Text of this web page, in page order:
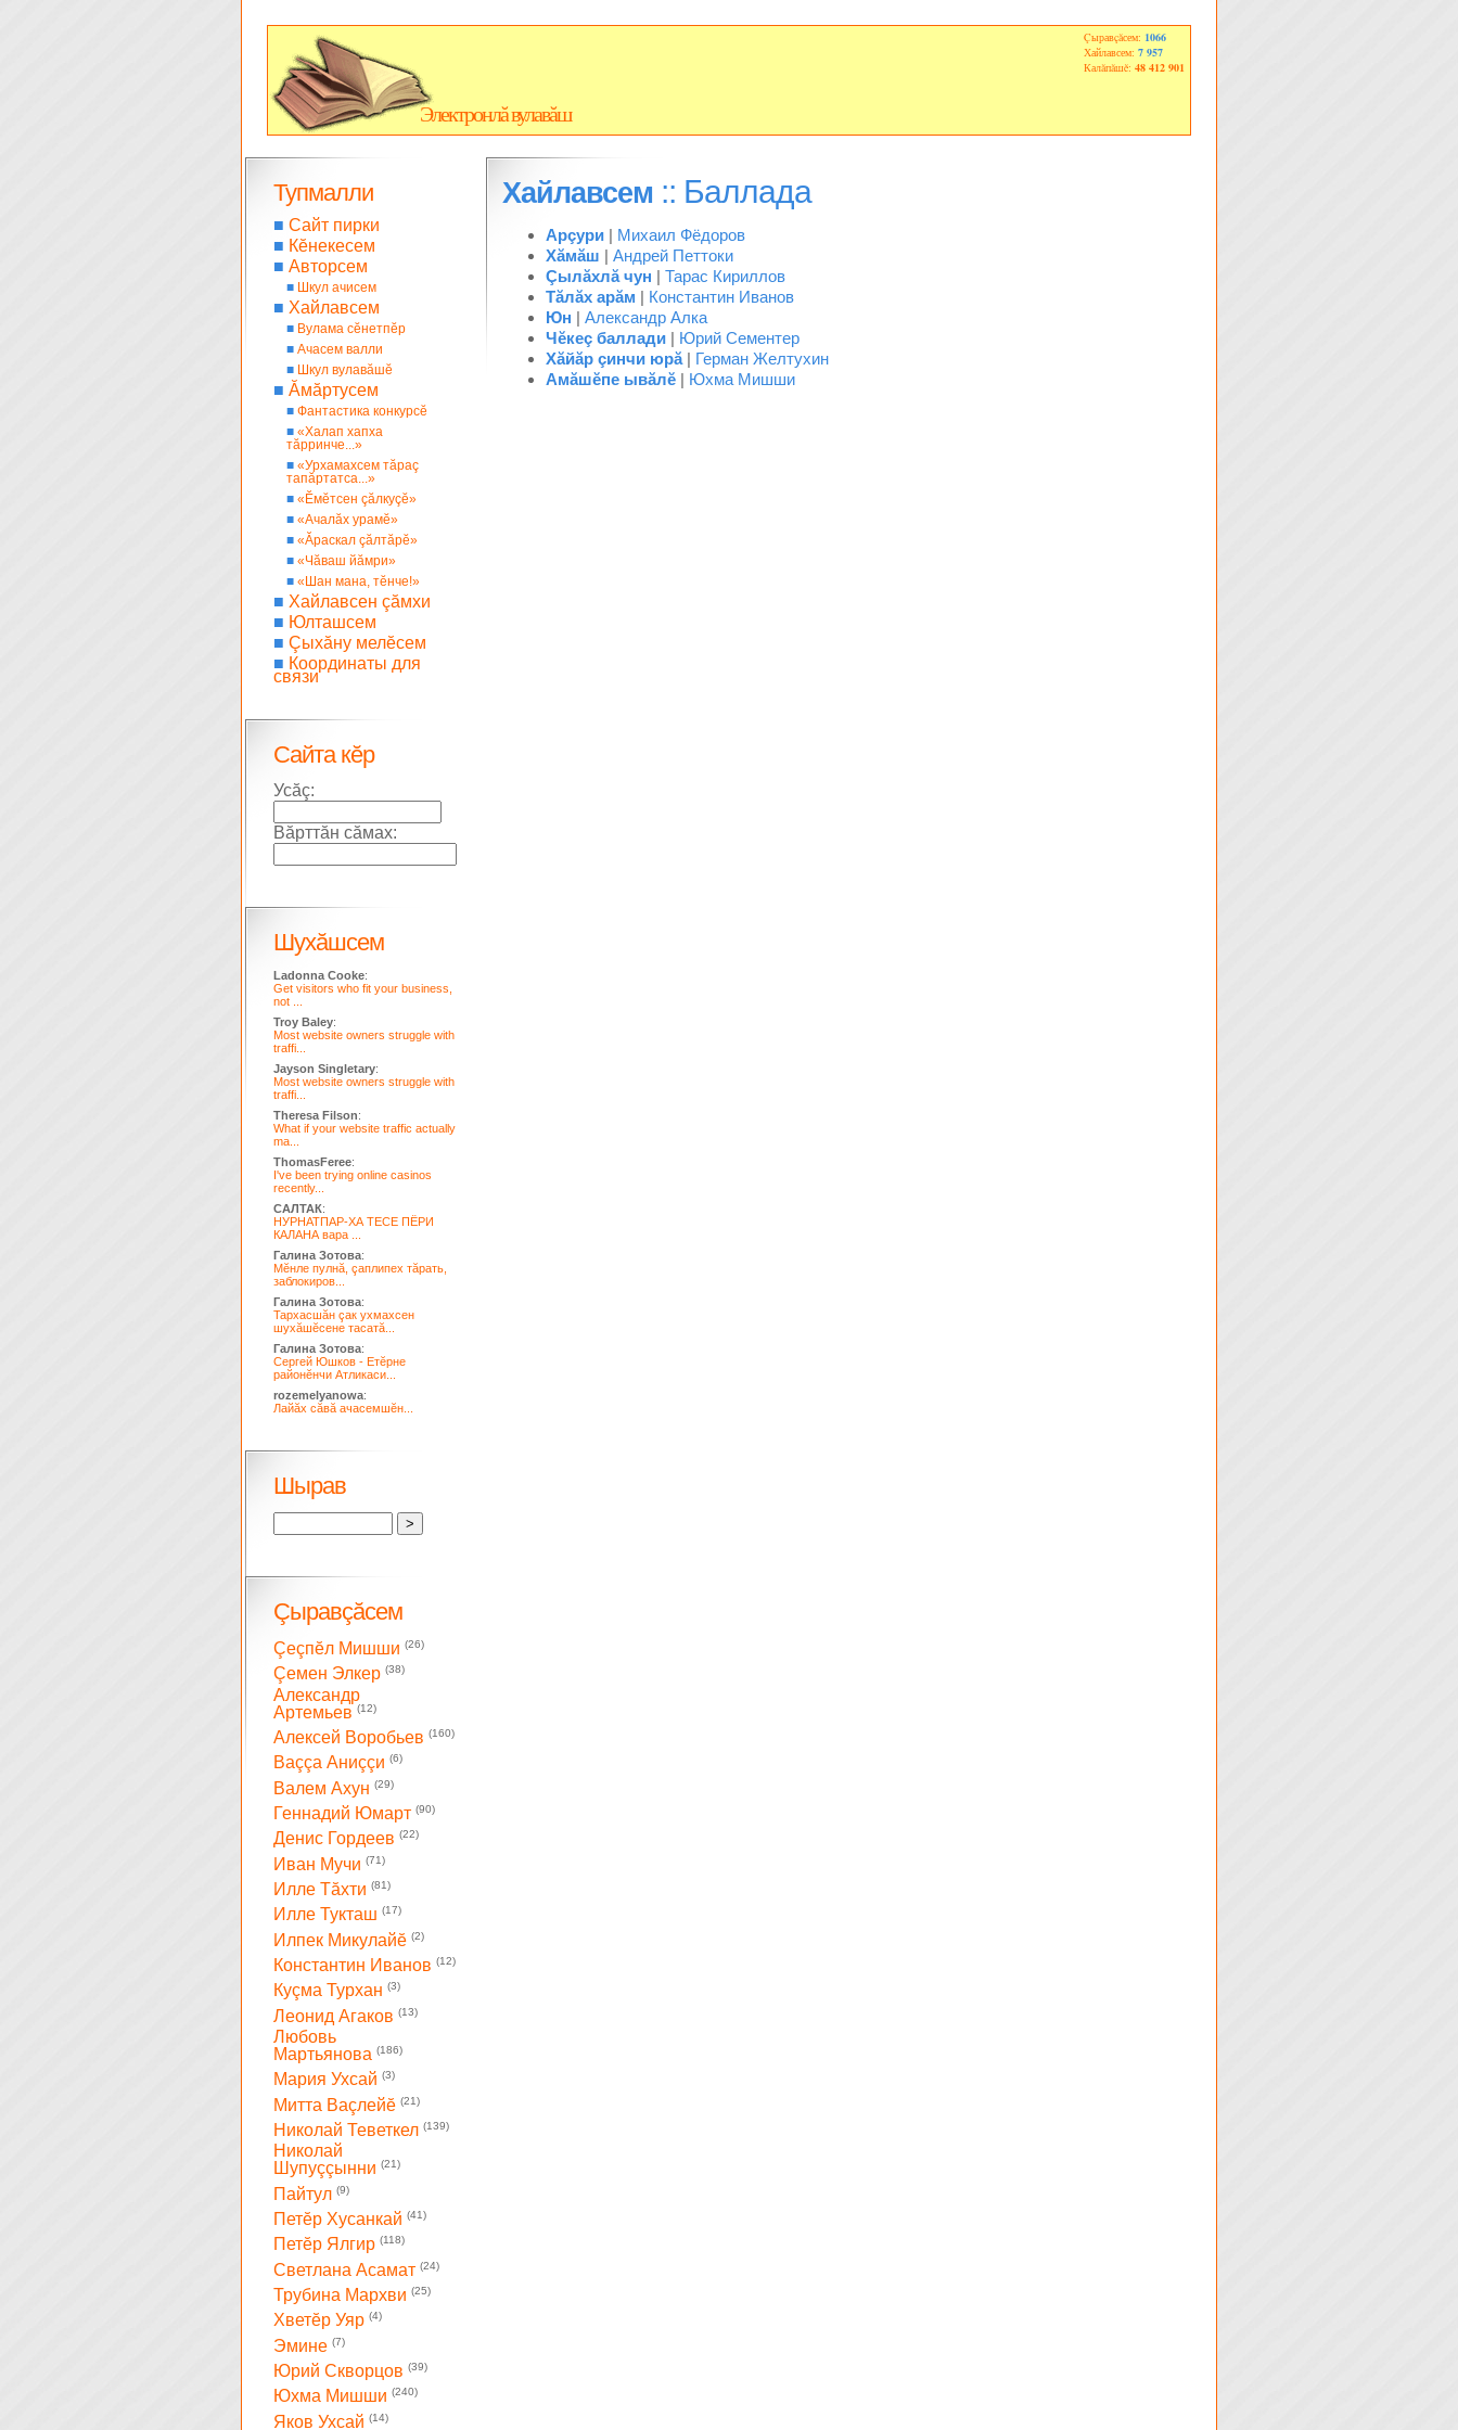
Электронлă вулавăш
Çыравçăсем: 1066
Хайлавсем: 7 957
Калăпăшĕ: 48 412 901
Хайлавсем :: Баллада
Арçури | Михаил Фёдоров
Хăмăш | Андрей Петтоки
Çылăхлă чун | Тарас Кириллов
Тăлăх арăм | Константин Иванов
Юн | Александр Алка
Чĕкеç баллади | Юрий Сементер
Хăйăр çинчи юрă| Герман Желтухин
Амăшĕпе ывăлĕ | Юхма Мишши
Тупмалли
■ Сайт пирки
■ Кĕнекесем
■ Авторсем
■ Шкул ачисем
■ Хайлавсем
■ Вулама сĕнетпĕр
■ Ачасем валли
■ Шкул вулавăшĕ
■ Ăмăртусем
■ Фантастика конкурсĕ
■ «Халап хапха
тăрринче...»
■ «Урхамахсем тăраç
тапăртатса...»
■ «Ĕмĕтсен çăлкуçĕ»
■ «Ачалăх урамĕ»
■ «Ăраскал çăлтăрĕ»
■ «Чăваш йăмри»
■ «Шан мана, тĕнче!»
■ Хайлавсен çăмхи
■ Юлташсем
■ Çыхăну мелĕсем
■ Координаты для
связи
Сайта кĕр
Усăç:
Вăрттăн сăмах:
Шухăшсем
Ladonna Cooke:
Get visitors who fit your business,
not ...
Troy Baley:
Most website owners struggle with
traffi...
Jayson Singletary:
Most website owners struggle with
traffi...
Theresa Filson:
What if your website traffic actually
ma...
ThomasFeree:
I've been trying online casinos
recently...
САЛТАК:
НУРНАТПАР-ХА ТЕСЕ ПЁРИ
КАЛАНА вара ...
Галина Зотова:
Мĕнле пулнă, çаплипех тăрать,
заблокиров...
Галина Зотова:
Тархасшăн çак ухмахсен
шухăшĕсене тасатă...
Галина Зотова:
Сергей Юшков - Етĕрне
районĕнчи Атликаси...
rozemelyanowa:
Лайăх сăвă ачасемшĕн...
Шырав
Çыравçăсем
Çеçпĕл Мишши (26)
Çемен Элкер (38)
Александр
Артемьев (12)
Алексей Воробьев (160)
Ваççа Аниççи (6)
Валем Ахун (29)
Геннадий Юмарт (90)
Денис Гордеев (22)
Иван Мучи (71)
Илле Тăхти (81)
Илле Тукташ (17)
Илпек Микулайĕ (2)
Константин Иванов (12)
Куçма Турхан (3)
Леонид Агаков (13)
Любовь
Мартьянова (186)
Мария Ухсай (3)
Митта Ваçлейĕ (21)
Николай Теветкел (139)
Николай
Шупуççынни (21)
Пайтул (9)
Петĕр Хусанкай (41)
Петĕр Ялгир (118)
Светлана Асамат (24)
Трубина Мархви (25)
Хветĕр Уяр (4)
Эмине (7)
Юрий Скворцов (39)
Юхма Мишши (240)
Яков Ухсай (14)